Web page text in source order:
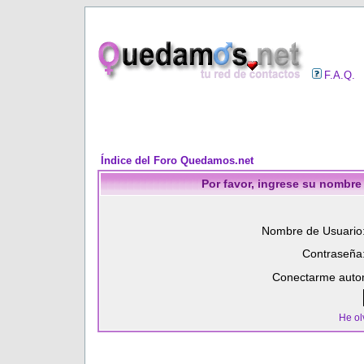
F.A.Q.
Índice del Foro Quedamos.net
Por favor, ingrese su
Nombre de
Conectarme
He